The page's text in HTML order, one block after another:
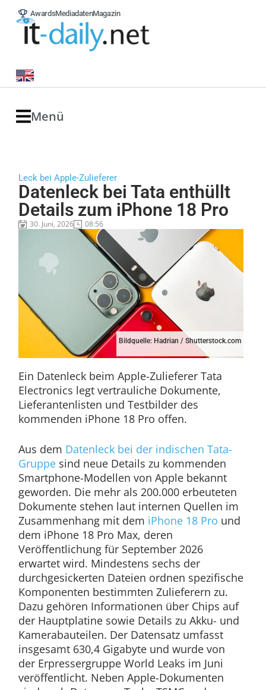
AwardsMediadatenMagazin
Menü
Leck bei Apple-Zulieferer
Datenleck bei Tata enthüllt
Details zum iPhone 18 Pro
30. Juni, 2026 08:56
Bildquelle: Hadrian / Shutterstock.com
Ein Datenleck beim Apple-Zulieferer Tata
Electronics legt vertrauliche Dokumente,
Lieferantenlisten und Testbilder des
kommenden iPhone 18 Pro offen.
Aus dem Datenleck bei der indischen Tata-
Gruppesind neue Details zu kommenden
Smartphone-Modellen von Apple bekannt
geworden. Die mehr als 200.000 erbeuteten
Dokumente stehen laut internen Quellen im
Zusammenhang mit dem iPhone 18 Pro und
dem iPhone 18 Pro Max, deren
Veröffentlichung für September 2026
erwartet wird. Mindestens sechs der
durchgesickerten Dateien ordnen spezifische
Komponenten bestimmten Zulieferern zu.
Dazu gehören Informationen über Chips auf
der Hauptplatine sowie Details zu Akku- und
Kamerabauteilen. Der Datensatz umfasst
insgesamt 630,4 Gigabyte und wurde von
der Erpressergruppe World Leaks im Juni
veröffentlicht. Neben Apple-Dokumenten